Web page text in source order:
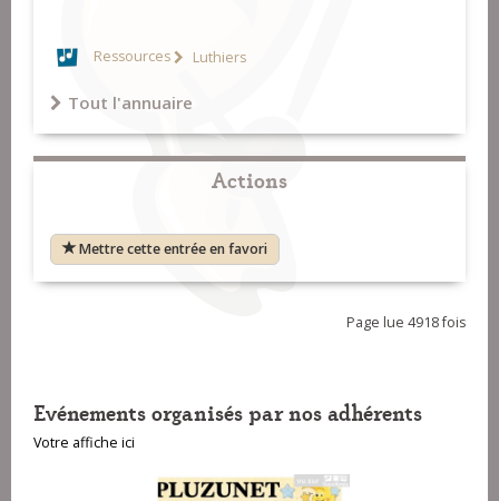
Ressources Luthiers
Tout l'annuaire
Actions
Mettre cette entrée en favori
Page lue 4918 fois
Evénements organisés par nos adhérents
Votre affiche ici